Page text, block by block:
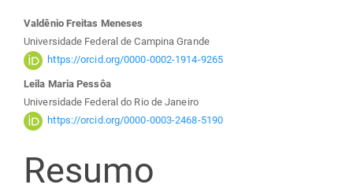
Conteúdo
do
artigo
principal
Valdênio Freitas Meneses
Universidade Federal de Campina Grande
https://orcid.org/0000-0002-1914-9265
Leila Maria Pessôa
Universidade Federal do Rio de Janeiro
https://orcid.org/0000-0003-2468-5190
Resumo